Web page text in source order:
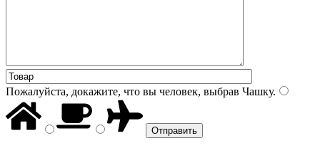
Пожалуйста, докажите, что вы человек, выбрав Чашку.